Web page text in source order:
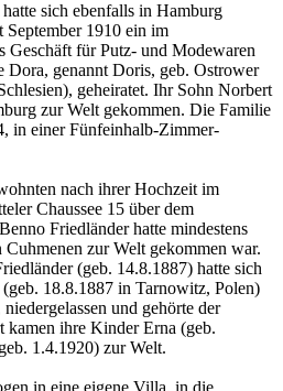
sich ebenfalls in Hamburg
September 1910 ein im
Geschäft für Putz- und Modewaren
Dora, genannt Doris, geb. Ostrower
geheiratet. Ihr Sohn Norbert
zur Welt gekommen. Die Familie
in einer Fünfeinhalb-Zimmer-
nach ihrer Hochzeit im
Chaussee 15 über dem
Friedländer hatte mindestens
zur Welt gekommen war.
(geb. 14.8.1887) hatte sich
18.8.1887 in Tarnowitz, Polen)
und gehörte der
kamen ihre Kinder Erna (geb.
1.4.1920) zur Welt.
in eine eigene Villa, in die